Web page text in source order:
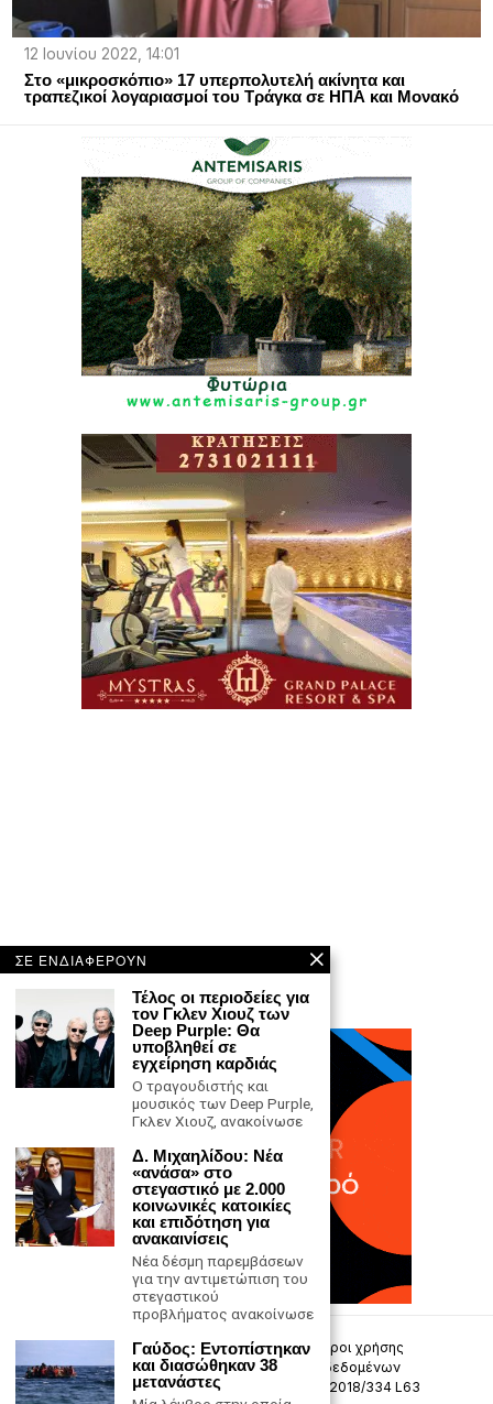
12 Ιουνίου 2022, 14:01
Στο «μικροσκόπιο» 17 υπερπολυτελή ακίνητα και
τραπεζικοί λογαριασμοί του Τράγκα σε ΗΠΑ και Μονακό
Επικοινωνία Πολιτική Απορρήτου
Όροι χρήσης
Πολιτική προστασίας προσωπικών δεδομένων
Δήλωση συμμόρφωσης -σύσταση (ΕΕ) 2018/334 L63
ΣΕ ΕΝΔΙΑΦΕΡΟΥΝ
Τέλος οι περιοδείες για
τον Γκλεν Χιουζ των
Deep Purple: Θα
υποβληθεί σε
εγχείρηση καρδιάς
Ο τραγουδιστής και
μουσικός των Deep Purple,
Γκλεν Χιουζ, ανακοίνωσε
Δ. Μιχαηλίδου: Νέα
«ανάσα» στο
στεγαστικό με 2.000
κοινωνικές κατοικίες
και επιδότηση για
ανακαινίσεις
Νέα δέσμη παρεμβάσεων
για την αντιμετώπιση του
στεγαστικού
προβλήματος ανακοίνωσε
Γαύδος: Εντοπίστηκαν
και διασώθηκαν 38
μετανάστες